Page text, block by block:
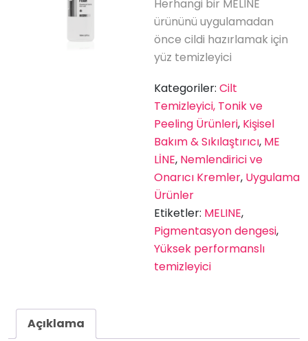
Herhangi bir MELINE
ürününü uygulamadan
önce cildi hazırlamak için
yüz temizleyici
Kategoriler: Cilt
Temizleyici, Tonik ve
Peeling Ürünleri, Kişisel
Bakım & Sıkılaştırıcı, ME
LİNE, Nemlendirici ve
Onarıcı Kremler, Uygulama
Ürünler
Etiketler: MELINE,
Pigmentasyon dengesi,
Yüksek performanslı
temizleyici
Açıklama